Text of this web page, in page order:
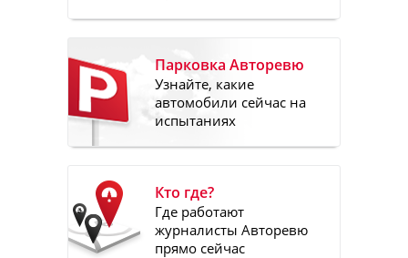
Парковка Авторевю
Узнайте, какие
автомобили сейчас на
испытаниях
Кто где?
Где работают
журналисты Авторевю
прямо сейчас